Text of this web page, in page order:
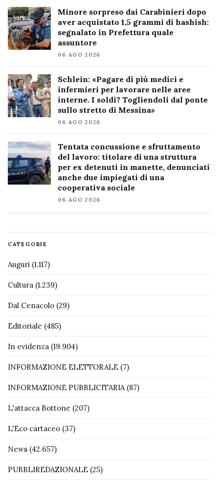
Minore sorpreso dai Carabinieri dopo
aver acquistato 1,5 grammi di hashish:
segnalato in Prefettura quale
assuntore
06 AGO 2026
Schlein: «Pagare di più medici e
infermieri per lavorare nelle aree
interne. I soldi? Togliendoli dal ponte
sullo stretto di Messina»
06 AGO 2026
Tentata concussione e sfruttamento
del lavoro: titolare di una struttura
per ex detenuti in manette, denunciati
anche due impiegati di una
cooperativa sociale
06 AGO 2026
CATEGORIE
Auguri (1.117)
Cultura (1.239)
Dal Cenacolo (29)
Editoriale (485)
In evidenza (19.904)
INFORMAZIONE ELETTORALE (7)
INFORMAZIONE PUBBLICITARIA(87)
L'attacca Bottone (207)
L'Eco cartaceo (37)
News (42.657)
PUBBLIREDAZIONALE (25)